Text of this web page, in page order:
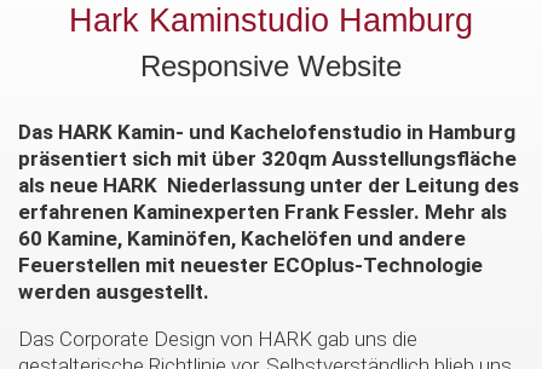
Hark Kaminstudio Hamburg
Responsive Website
Das HARK Kamin- und Kachelofenstudio in Hamburg
präsentiert sich mit über 320qm Ausstellungsfläche
als neue HARK Niederlassung unter der Leitung des
erfahrenen Kaminexperten Frank Fessler. Mehr als
60 Kamine, Kaminöfen, Kachelöfen und andere
Feuerstellen mit neuester ECOplus-Technologie
werden ausgestellt.
Das Corporate Design von HARK gab uns die